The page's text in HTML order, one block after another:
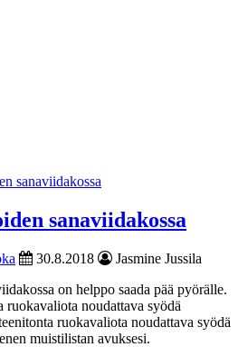
sanaviidakossa
30.8.2018
Jasmine Jussila
on helppo saada pää pyörälle.
noudattava syödä
ruokavaliota noudattava syödä
muistilistan avuksesi.